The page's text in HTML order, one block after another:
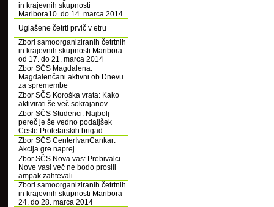
in krajevnih skupnosti
Maribora10. do 14. marca 2014
Uglašene četrti prvič v etru
Zbori samoorganiziranih četrtnih
in krajevnih skupnosti Maribora
od 17. do 21. marca 2014
Zbor SČS Magdalena:
Magdalenčani aktivni ob Dnevu
za spremembe
Zbor SČS Koroška vrata: Kako
aktivirati še več sokrajanov
Zbor SČS Studenci: Najbolj
pereč je še vedno podaljšek
Ceste Proletarskih brigad
Zbor SČS CenterIvanCankar:
Akcija gre naprej
Zbor SČS Nova vas: Prebivalci
Nove vasi več ne bodo prosili
ampak zahtevali
Zbori samoorganiziranih četrtnih
in krajevnih skupnosti Maribora
24. do 28. marca 2014